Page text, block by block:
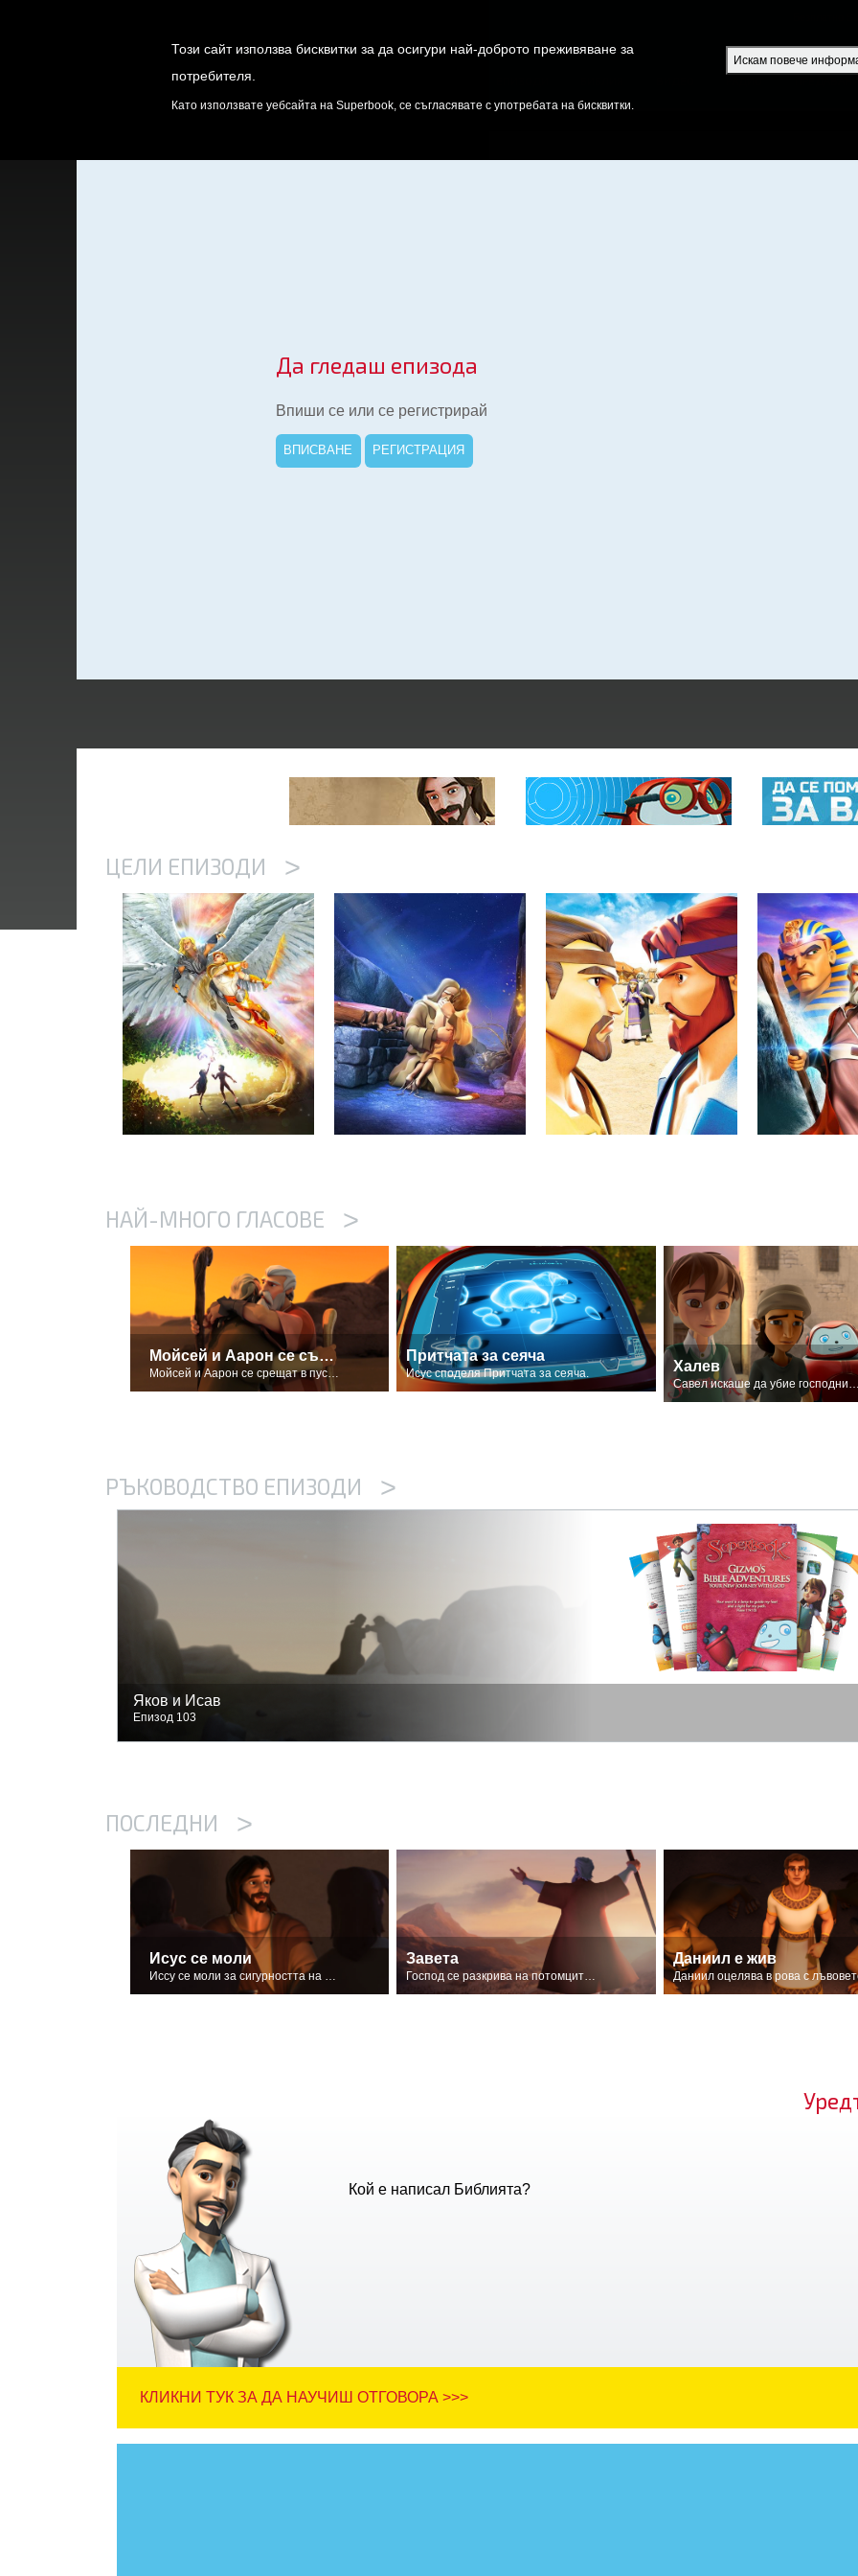
Този сайт използва бисквитки за да осигури най-доброто преживяване за
потребителя.
Като използвате уебсайта на Superbook, се съгласявате с употребата на бисквитки.
Искам повече
Да гледаш епизода
Впиши се или се регистрирай
ВПИСВАНЕ РЕГИСТРАЦИЯ
ЦЕЛИ ЕПИЗОДИ >
НАЙ-МНОГО ГЛАСОВЕ >
Мойсей и Аарон се събират отново
Мойсей и Аарон се срещат в пустинята
Притчата за сеяча
Исус споделя Притчата за сеяча. Халев
РЪКОВОДСТВО ЕПИЗОДИ >
Яков и Исав
Епизод 103
ПОСЛЕДНИ >
Исус се моли
Иссу се моли за сигурността на своите последователи.
Завета
Господ се разкрива на потомците на Израел.
Даниил е жив
Даниил оцелява в рова с
Кой е написал Библията?
КЛИКНИ ТУК ЗА ДА НАУЧИШ ОТГОВОРА >>>